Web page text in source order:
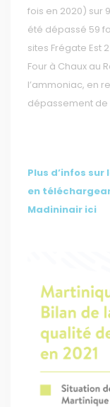
fois en 2020) sur
été dépassé 59
sites Frégate Est
Four à Chaux au
l’ammoniac, en
dépassement de
Plus d’infos sur
en
Madininair ici